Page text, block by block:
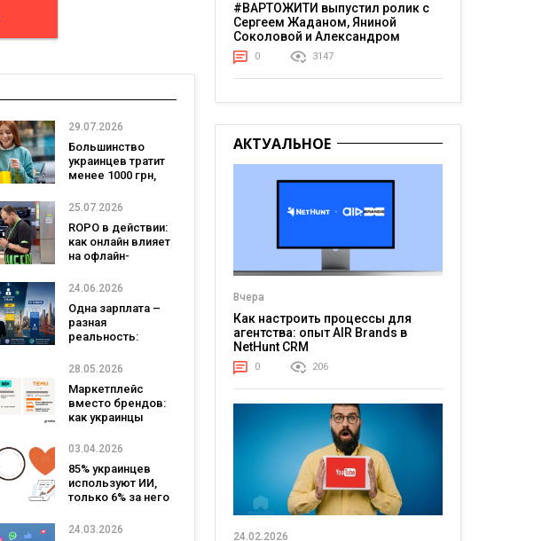
29.07.2026
Большинство
украинцев тратит
менее 1000 грн,
уже превышает
25.07.2026
ROPO в действии:
как онлайн влияет
на офлайн-
исследование
24.06.2026
Одна зарплата –
разная
реальность:
Киеве получает
Берлине
28.05.2026
Маркетплейс
вместо брендов:
как украинцы
в 2026 году? —
Gradus
03.04.2026
85% украинцев
используют ИИ,
только 6% за него
50% положительно
24.03.2026
#ВАРТОЖИТИ выпустил ролик с
Сергеем Жаданом, Яниной
Соколовой и Александром
Тереном о жизни в постоянном
напряжении
0 3147
АКТУАЛЬНОЕ
Вчера
Как настроить процессы для
агентства: опыт AIR Brands в
NetHunt CRM
0 206
24.02.2026